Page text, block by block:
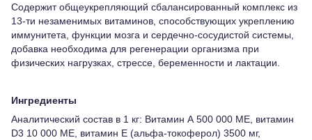
Содержит общеукрепляющий сбалансированный комплекс из
13-ти незаменимых витаминов, способствующих укреплению
иммунитета, функции мозга и сердечно-сосудистой системы,
добавка необходима для регенерации организма при
физических нагрузках, стрессе, беременности и лактации.
Ингредиенты
Аналитический состав в 1 кг: Витамин А 500 000 МЕ, витамин
D3 10 000 МЕ, витамин Е (альфа-токоферол) 3500 мг,